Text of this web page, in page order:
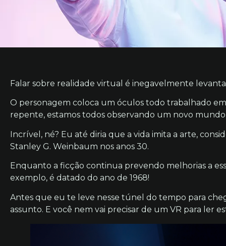
Falar sobre realidade virtual é inegavelmente
O personagem coloca um óculos todo trabalhado
repente, estamos todos observando um novo mundo
Incrível, né? Eu até diria que a vida imita a arte,
Stanley G. Weinbaum nos anos 30.
Enquanto a ficção continua prevendo melhorias a
exemplo, é datado do ano de 1968!
Antes que eu te leve nesse túnel do tempo para
assunto. E você nem vai precisar de um VR para ler